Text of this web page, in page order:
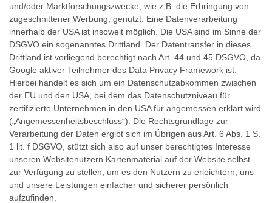
und/oder Marktforschungszwecke, wie z.B. die Erbringung von
zugeschnittener Werbung, genutzt. Eine Datenverarbeitung
innerhalb der USA ist insoweit möglich. Die USA sind im Sinne der
DSGVO ein sogenanntes Drittland. Der Datentransfer in dieses
Drittland ist vorliegend berechtigt nach Art. 44 und 45 DSGVO, da
Google aktiver Teilnehmer des Data Privacy Framework ist.
Hierbei handelt es sich um ein Datenschutzabkommen zwischen
der EU und den USA, bei dem das Datenschutzniveau für
zertifizierte Unternehmen in den USA für angemessen erklärt wird
(„Angemessenheitsbeschluss“). Die Rechtsgrundlage zur
Verarbeitung der Daten ergibt sich im Übrigen aus Art. 6 Abs. 1 S.
1 lit. f DSGVO, stützt sich also auf unser berechtigtes Interesse
unseren Websitenutzern Kartenmaterial auf der Website selbst
zur Verfügung zu stellen, um es den Nutzern zu erleichtern, uns
und unsere Leistungen einfacher und sicherer persönlich
aufzufinden.